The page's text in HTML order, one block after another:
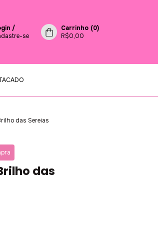
/
se
Carrinho (0)
R$0,00
das Sereias
das